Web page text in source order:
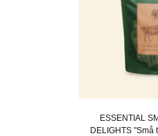
ESSENTIAL
DELIGHTS "Små